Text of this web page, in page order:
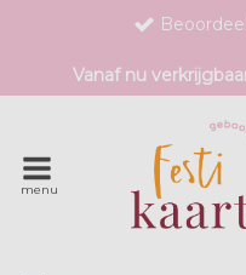
Exclusieve
Vanaf nu
menu